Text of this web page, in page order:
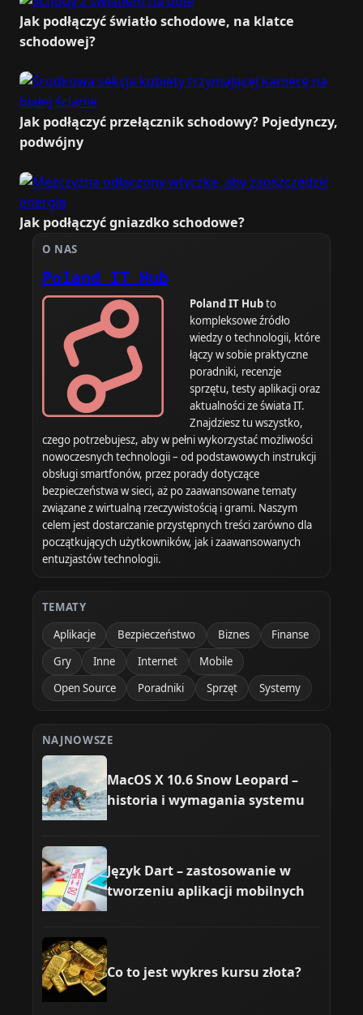
Jak podłączyć światło schodowe, na klatce
schodowej?
Jak podłączyć przełącznik schodowy? Pojedynczy,
podwójny
Jak podłączyć gniazdko schodowe?
O NAS
Poland IT Hub
Poland IT Hubto
kompleksowe źródło
wiedzy o technologii, które
łączy w sobie praktyczne
poradniki, recenzje
sprzętu, testy aplikacji oraz
aktualności ze świata IT.
Znajdziesz tu wszystko,
czego potrzebujesz, aby w pełni wykorzystać możliwości
nowoczesnych technologii – od podstawowych instrukcji
obsługi smartfonów, przez porady dotyczące
bezpieczeństwa w sieci, aż po zaawansowane tematy
związane z wirtualną rzeczywistością i grami. Naszym
celem jest dostarczanie przystępnych treści zarówno dla
początkujących użytkowników, jak i zaawansowanych
entuzjastów technologii.
TEMATY
Aplikacje
Bezpieczeństwo Biznes
Finanse
Gry
Inne Internet
Mobile
Open Source
Poradniki Sprzęt Systemy
NAJNOWSZE
MacOS X 10.6 Snow Leopard –
historia i wymagania systemu
Język Dart – zastosowanie w
tworzeniu aplikacji mobilnych
Co to jest wykres kursu złota?